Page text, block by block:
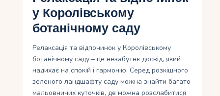
у Королівському
ботанічному саду
Релаксація та відпочинок у Королівському
ботанічному саду – це незабутнє досвід, який
надихає на спокій і гармонію. Серед розкішного
зеленого ландшафту саду можна знайти багато
мальовничих куточків, де можна розслабитися